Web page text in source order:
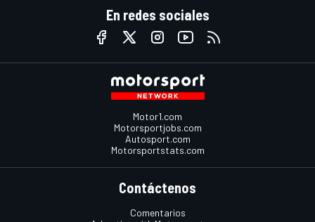
En redes sociales
Motor1.com
Motorsportjobs.com
Autosport.com
Motorsportstats.com
Contáctenos
Comentarios